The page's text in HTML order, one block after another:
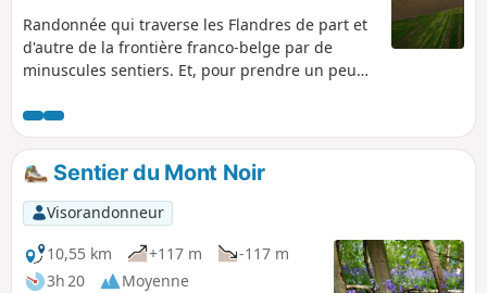
Randonnée qui traverse les Flandres de part et
d'autre de la frontière franco-belge par de
minuscules sentiers. Et, pour prendre un peu
de locomotion insolite qui relie le Mont Noir et
le Mont Rouge depuis 1958 !Randonnée
accessible à tous, petits et grands, avec un peu
de dénivelé pour chauffer les mollets !
Sentier du Mont Noir
Visorandonneur
10,55 km
+117 m
-117 m
3h 20
Moyenne